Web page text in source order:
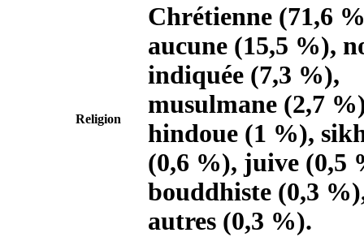
Religion
Chrétienne (71,6
aucune (15,5 %),
indiquée (7,3 %),
musulmane (2,7
hindoue (1 %),
(0,6 %), juive (0,5
bouddhiste (0,3
autres (0,3 %).